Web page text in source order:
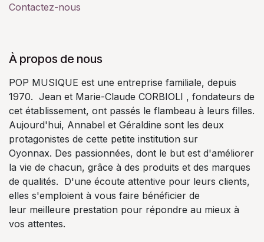
Contactez-nous
À propos de nous
POP MUSIQUE est une entreprise familiale, depuis
1970. Jean et Marie-Claude CORBIOLI , fondateurs de
cet établissement, ont passés le flambeau à leurs filles.
Aujourd'hui, Annabel et Géraldine sont les deux
protagonistes de cette petite institution sur
Oyonnax. Des passionnées, dont le but est d'améliorer
la vie de chacun, grâce à des produits et des marques
de qualités. D'une écoute attentive pour leurs clients,
elles s'emploient à vous faire bénéficier de
leur meilleure prestation pour répondre au mieux à
vos attentes.